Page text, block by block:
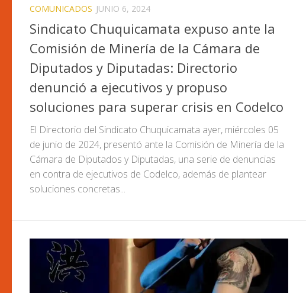
COMUNICADOS JUNIO 6, 2024
Sindicato Chuquicamata expuso ante la
Comisión de Minería de la Cámara de
Diputados y Diputadas: Directorio
denunció a ejecutivos y propuso
soluciones para superar crisis en Codelco
El Directorio del Sindicato Chuquicamata ayer, miércoles 05
de junio de 2024, presentó ante la Comisión de Minería de la
Cámara de Diputados y Diputadas, una serie de denuncias
en contra de ejecutivos de Codelco, además de plantear
soluciones concretas...